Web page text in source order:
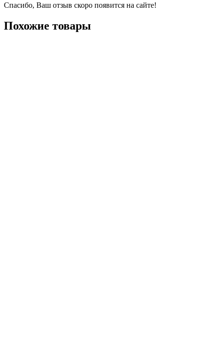
Спасибо, Ваш отзыв скоро появится на сайте!
Похожие товары